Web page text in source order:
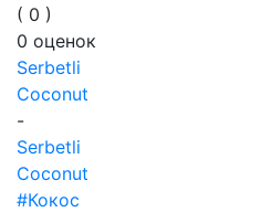
( 0 )
0 оценок
Serbetli
Coconut
-
Serbetli
Coconut
#Кокос